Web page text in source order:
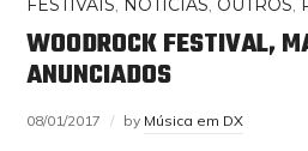
WOODROCK FESTIVAL,
ANUNCIADOS
08/01/2017 by Música em DX